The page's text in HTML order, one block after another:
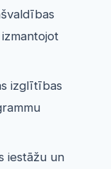
izglītības
iestāžu un